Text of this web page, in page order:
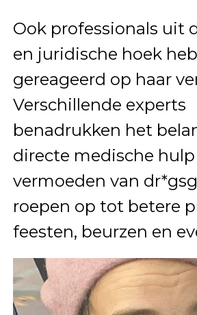
Ook professionals uit
en juridische hoek
gereageerd op haar
Verschillende experts
benadrukken het
directe medische
vermoeden van
roepen op tot betere
feesten, beurzen en